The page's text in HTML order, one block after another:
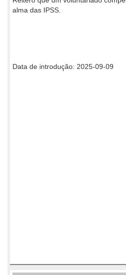
alma das IPSS.
Data de introdução: 2025-09-09